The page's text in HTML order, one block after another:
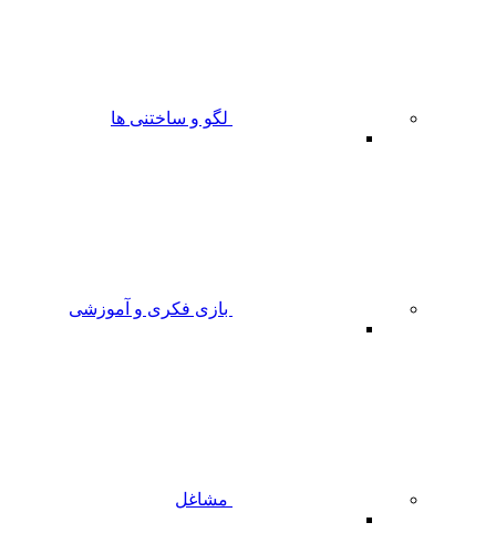
لگو و ساختنی ها
بازی فکری و آموزشی
مشاغل